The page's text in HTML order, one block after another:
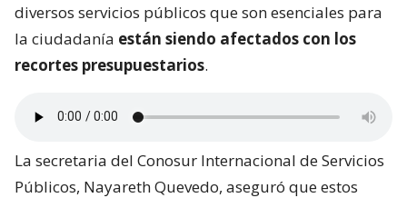
diversos servicios públicos que son esenciales para
la ciudadanía están siendo afectados con los
recortes presupuestarios.
La secretaria del Conosur Internacional de Servicios
Públicos, Nayareth Quevedo, aseguró que estos